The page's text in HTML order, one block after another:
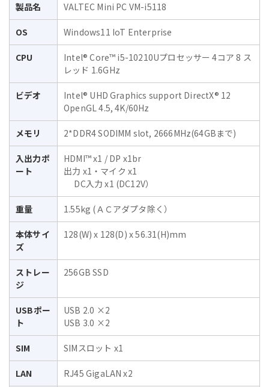
製品名 VALTEC Mini PC VM-i5118
OS Windows11 IoT Enterprise
CPU
Intel® Core™ i5-10210Uプロセッサー 4コア 8 ス
レッド 1.6GHz
ビデオ
Intel® UHD Graphics support DirectX® 12
OpenGL 4.5, 4K/60Hz
メモリ 2*DDR4 SODIMM slot, 2666MHz(64GBまで)
入出力ポ
ート
HDMI™ x1 / DP x1br
出力 x1・マイク x1
DC入力 x1 (DC12V）
重量 1.55kg (ＡＣアダプタ除く）
本体サイ
ズ
128(W) x 128(D) x 56.31(H)mm
ストレー
ジ
256GB SSD
USBポー
ト
USB 2.0 ×2
USB 3.0 ×2
SIM SIMスロット x1
LAN RJ45 GigaLAN x2